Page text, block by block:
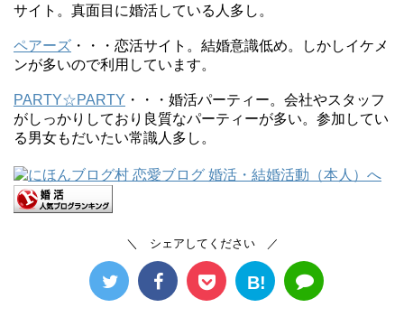
サイト。真面目に婚活している人多し。
ペアーズ ・・・恋活サイト。結婚意識低め。しかしイケメ
ンが多いので利用しています。
PARTY☆PARTY ・・・婚活パーティー。会社やスタッフ
がしっかりしており良質なパーティーが多い。参加してい
る男女もだいたい常識人多し。
＼ シェアしてください ／
B!